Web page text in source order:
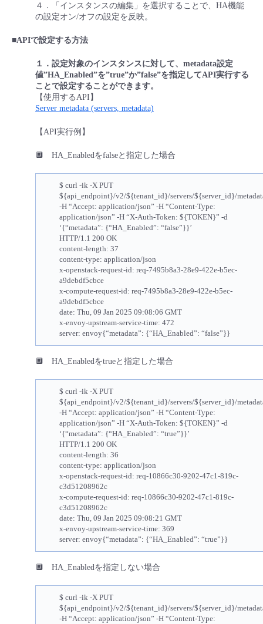
- クラウド / サーバー
- Flexible InterConnect
- Flexible Remote Access
- vUTM2
- その他
４．「インスタンスの編集」を選択することで、HA機能
の設定オン/オフの設定を反映。
■APIで設定する方法
１．設定対象のインスタンスに対して、metadata設定
値”HA_Enabled”を”true”か”false”を指定してAPI実行する
ことで設定することができます。
【使用するAPI】
Server metadata (servers, metadata)
【API実行例】
🔲 HA_Enabledをfalseと指定した場合
$ curl -ik -X PUT
${api_endpoint}/v2/${tenant_id}/servers/${server_id}/
-H “Accept: application/json” -H “Content-Type:
application/json” -H “X-Auth-Token: ${TOKEN}” -d
‘{“metadata”: {“HA_Enabled”: “false”}}’
HTTP/1.1 200 OK
content-length: 37
content-type: application/json
x-openstack-request-id: req-7495b8a3-28e9-422e-b5ec-
a9debdf5cbce
x-compute-request-id: req-7495b8a3-28e9-422e-b5ec-
a9debdf5cbce
date: Thu, 09 Jan 2025 09:08:06 GMT
x-envoy-upstream-service-time: 472
server: envoy{“metadata”: {“HA_Enabled”: “false”}}
🔲 HA_Enabledをtrueと指定した場合
$ curl -ik -X PUT
${api_endpoint}/v2/${tenant_id}/servers/${server_id}/
-H “Accept: application/json” -H “Content-Type:
application/json” -H “X-Auth-Token: ${TOKEN}” -d
‘{“metadata”: {“HA_Enabled”: “true”}}’
HTTP/1.1 200 OK
content-length: 36
content-type: application/json
x-openstack-request-id: req-10866c30-9202-47c1-819c-
c3d51208962c
x-compute-request-id: req-10866c30-9202-47c1-819c-
c3d51208962c
date: Thu, 09 Jan 2025 09:08:21 GMT
x-envoy-upstream-service-time: 369
server: envoy{“metadata”: {“HA_Enabled”: “true”}}
🔲 HA_Enabledを指定しない場合
$ curl -ik -X PUT
${api_endpoint}/v2/${tenant_id}/servers/${server_id}/
-H “Accept: application/json” -H “Content-Type: